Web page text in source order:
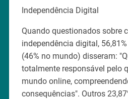
Independência Digital
Quando questionados sobre
independência digital,
(46% no mundo) disseram:
totalmente responsável pelo
mundo online,
consequências". Outros